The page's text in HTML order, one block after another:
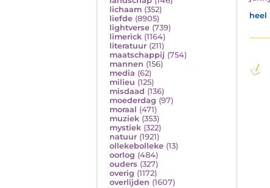
lichaam (352)
liefde (8905)
lightverse (739)
limerick (1164)
literatuur (211)
maatschappij (754)
mannen (156)
media (62)
milieu (125)
misdaad (136)
moederdag (97)
moraal (471)
muziek (353)
mystiek (322)
natuur (1921)
ollekebolleke (13)
oorlog (484)
ouders (327)
overig (1172)
overlijden (1607)
heel